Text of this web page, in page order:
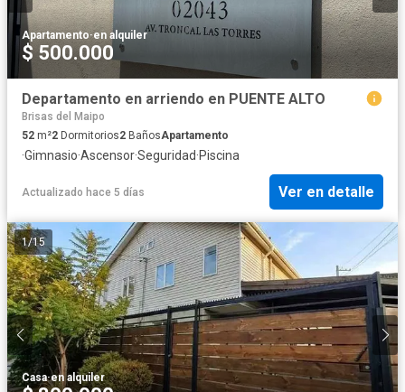
Apartamento·en alquiler
$ 500.000
Departamento en arriendo en PUENTE ALTO
Brisas del Maipo
52 m²2 Dormitorios2 BañosApartamento
·Gimnasio·Ascensor·Seguridad·Piscina
Actualizado hace 5 días Ver en detalle
1/15
Casa·en alquiler